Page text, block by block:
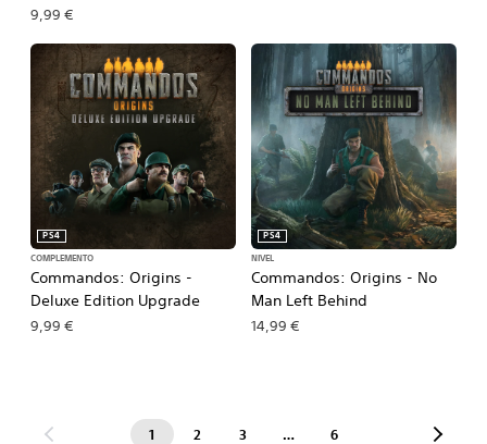
9,99 €
Commandos: Origins -
Deluxe Edition Upgrade
PS4
COMPLEMENTO
9,99 €
Commandos: Origins - No
Man Left Behind
PS4
NIVEL
14,99 €
1 2 3 … 6